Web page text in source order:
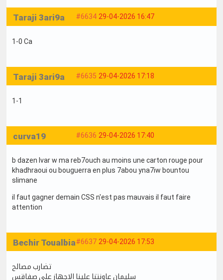
#6634 29-04-2026 16:47
Taraji 3ari9a
1-0 Ca
#6635 29-04-2026 17:18
Taraji 3ari9a
1-1
#6636 29-04-2026 17:40
curva19
b dazen lvar w ma reb7ouch au moins une carton rouge pour
khadhraoui ou bouguerra en plus 7abou yna7iw bountou
slimane
il faut gagner demain CSS n'est pas mauvais il faut faire
attention
#6637 29-04-2026 17:53
Bechir Toualbia
تضارب مصالح
سليمان عاونتنا علينا الاجهاز علي صفاقس